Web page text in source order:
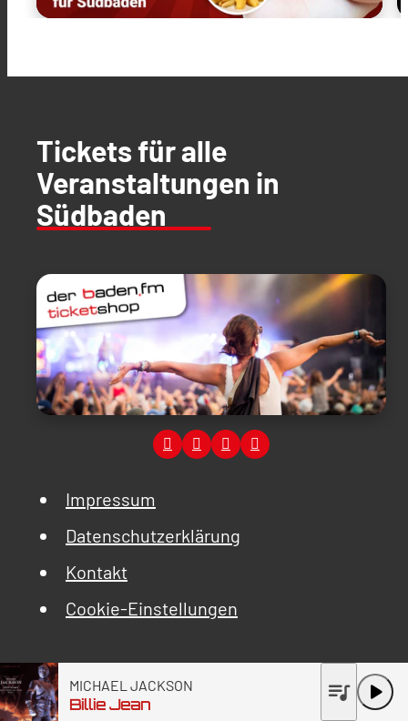
Tickets für alle
Veranstaltungen in
Südbaden
Impressum
Datenschutzerklärung
Kontakt
Cookie-Einstellungen
MICHAEL JACKSON
Billie Jean play_arrow
queue_music